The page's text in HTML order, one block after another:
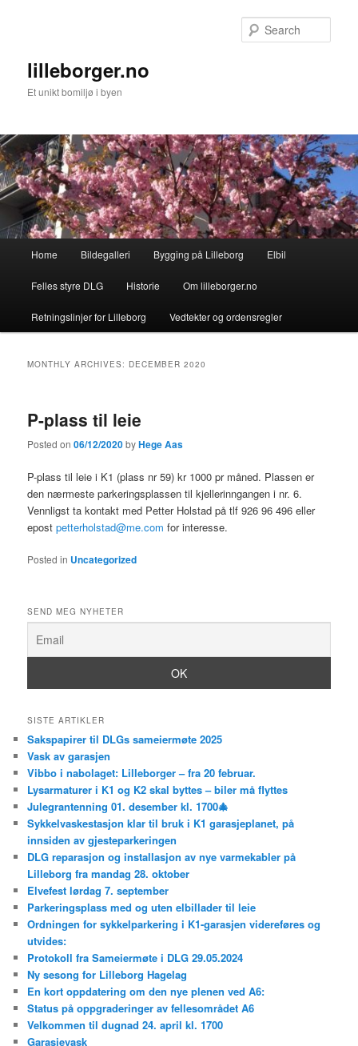
lilleborger.no
Et unikt bomiljø i byen
Home Bildegalleri Bygging på Lilleborg Elbil
Felles styre DLG Historie Om lilleborger.no
Retningslinjer for Lilleborg Vedtekter og ordensregler
MONTHLY ARCHIVES: DECEMBER 2020
P-plass til leie
Posted on06/12/2020byHege Aas
P-plass til leie i K1 (plass nr 59) kr 1000 pr måned. Plassen er
den nærmeste parkeringsplassen til kjellerinngangen i nr. 6.
Vennligst ta kontakt med Petter Holstad på tlf 926 96 496 eller
epostpetterholstad@me.com for interesse.
Posted in Uncategorized
SEND MEG NYHETER
SISTE ARTIKLER
Sakspapirer til DLGs sameiermøte 2025
Vask av garasjen
Vibbo i nabolaget: Lilleborger – fra 20 februar.
Lysarmaturer i K1 og K2 skal byttes – biler må flyttes
Julegrantenning 01. desember kl. 1700🎄
Sykkelvaskestasjon klar til bruk i K1 garasjeplanet, på
innsiden av gjesteparkeringen
DLG reparasjon og installasjon av nye varmekabler på
Lilleborg fra mandag 28. oktober
Elvefest lørdag 7. september
Parkeringsplass med og uten elbillader til leie
Ordningen for sykkelparkering i K1-garasjen videreføres og
utvides:
Protokoll fra Sameiermøte i DLG 29.05.2024
Ny sesong for Lilleborg Hagelag
En kort oppdatering om den nye plenen ved A6:
Status på oppgraderinger av fellesområdet A6
Velkommen til dugnad 24. april kl. 1700
Garasjevask